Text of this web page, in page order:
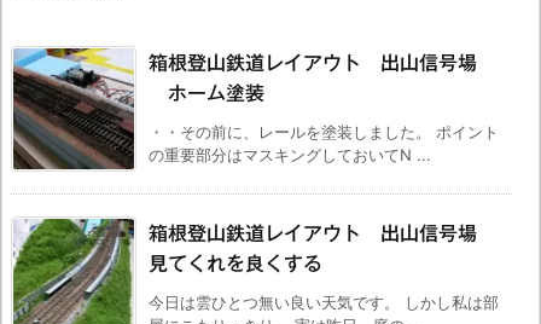
箱根登山鉄道レイアウト 出山信号場
ホーム塗装
・・その前に、レールを塗装しました。 ポイント
の重要部分はマスキングしておいてN ...
箱根登山鉄道レイアウト 出山信号場
見てくれを良くする
今日は雲ひとつ無い良い天気です。 しかし私は部